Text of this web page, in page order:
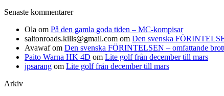
Senaste kommentarer
Ola om På den gamla goda tiden – MC-kompisar
saltonroads.kills@gmail.com om Den svenska
Avawafom Den svenska FÖRINTELSEN – omfattande
Paito Warna HK 4D om Lite golf från december till mars
jpsarang om Lite golf från december till mars
Arkiv